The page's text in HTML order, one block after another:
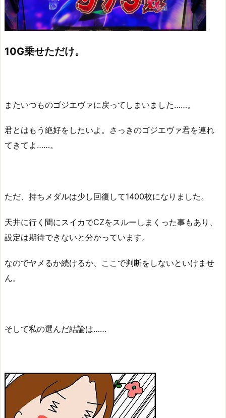
10G乗せただけ。
またいつものゴジエヴァに戻ってしまいました……。
君とはもう絶好をしたいよ。さっきのゴジエヴァ君を連れ
てきてよ……。
ただ、持ちメダルは少し回復して1400枚になりました。
天井に行く間にスイカでCZをスルーしまくった事もあり、
設定は期待できないと分かっています。
なのでヤメるか続けるか、ここで判断をしないといけませ
ん。
そして私の選んだ結論は……